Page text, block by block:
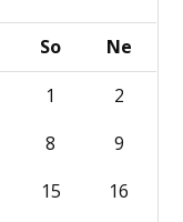
So
Ne
1
2
8
9
15 16